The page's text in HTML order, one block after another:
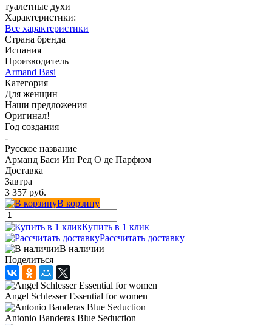
туалетные духи
Характеристики:
Все характеристики
Страна бренда
Испания
Производитель
Armand Basi
Категория
Для женщин
Наши предложения
Оригинал!
Год создания
-
Русское название
Арманд Баси Ин Ред О де Парфюм
Доставка
Завтра
3 357 руб.
В корзину
Купить в 1 клик
Рассчитать доставку
В наличии
Поделиться
Angel Schlesser Essential for women
Antonio Banderas Blue Seduction